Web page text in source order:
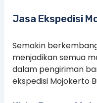
Jasa Ekspedisi
Semakin
menjadikan semua
dalam pengiriman
ekspedisi Mojokerto